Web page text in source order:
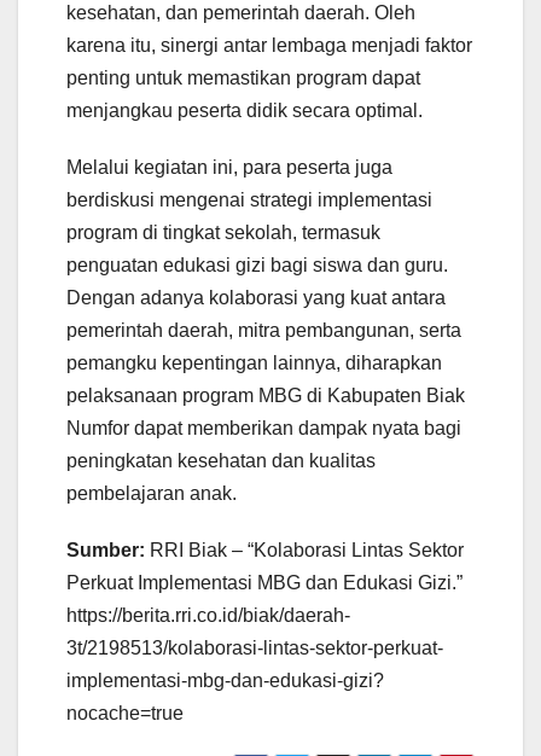
kesehatan, dan pemerintah daerah. Oleh
karena itu, sinergi antar lembaga menjadi faktor
penting untuk memastikan program dapat
menjangkau peserta didik secara optimal.
Melalui kegiatan ini, para peserta juga
berdiskusi mengenai strategi implementasi
program di tingkat sekolah, termasuk
penguatan edukasi gizi bagi siswa dan guru.
Dengan adanya kolaborasi yang kuat antara
pemerintah daerah, mitra pembangunan, serta
pemangku kepentingan lainnya, diharapkan
pelaksanaan program MBG di Kabupaten Biak
Numfor dapat memberikan dampak nyata bagi
peningkatan kesehatan dan kualitas
pembelajaran anak.
Sumber: RRI Biak – “Kolaborasi Lintas Sektor
Perkuat Implementasi MBG dan Edukasi Gizi.”
https://berita.rri.co.id/biak/daerah-
3t/2198513/kolaborasi-lintas-sektor-perkuat-
implementasi-mbg-dan-edukasi-gizi?
nocache=true